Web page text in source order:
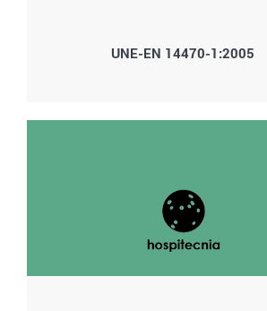
UNE-EN 14470-1:2005